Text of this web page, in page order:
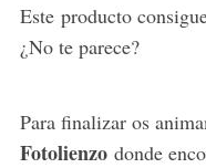
Este producto
¿No te parece?
Para finalizar os
Fotolienzodonde